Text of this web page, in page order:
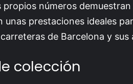
propios números
unas prestaciones ideales
de Barcelona y sus
colección